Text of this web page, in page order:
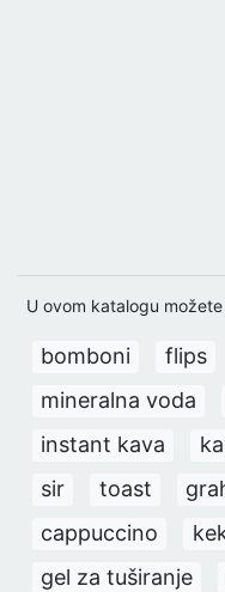
U ovom katalogu
bomboni flips
mineralna voda
instant kava
sir
toast
cappuccino
gel za tuširanje